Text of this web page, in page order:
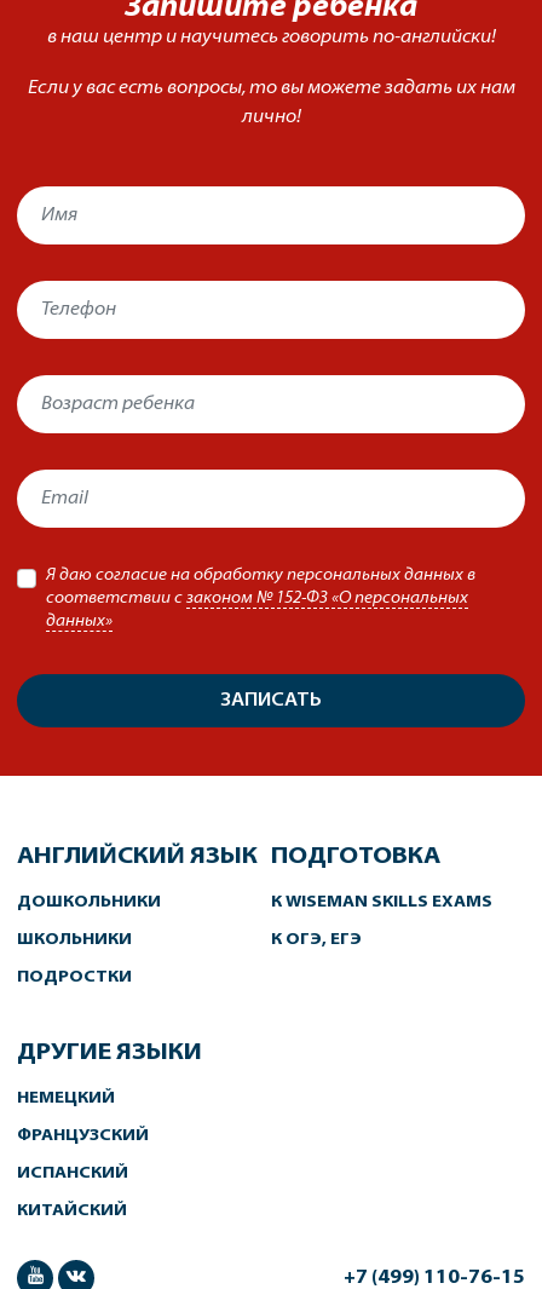
Запишите ребенка
в наш центр и научитесь говоритьпо-английски!
Если у вас есть вопросы, то вы можете задать их нам
лично!
Я даю согласие на обработку персональных данных в
соответствии с законом № 152-ФЗ «О персональных
данных»
ЗАПИСАТЬ
АНГЛИЙСКИЙ ЯЗЫК
ДОШКОЛЬНИКИ
ШКОЛЬНИКИ
ПОДРОСТКИ
ПОДГОТОВКА
К WISEMAN SKILLS EXAMS
К ОГЭ, ЕГЭ
ДРУГИЕ ЯЗЫКИ
НЕМЕЦКИЙ
ФРАНЦУЗСКИЙ
ИСПАНСКИЙ
КИТАЙСКИЙ
+7 (499) 110-76-15